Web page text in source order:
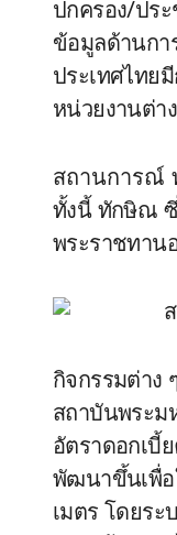
ปกครอง/ปร
ข้อมูลด้านกา
ประเทศไทย
หน่วยงานต่า
สถานการณ์
ทั้งนี้ ทักษิณ
พระราชทาน
กิจกรรมต่าง
สถาบันพระม
อัตราดอกเบี้
พัฒนาขึ้นเพื่อ
เมตร โดยระ